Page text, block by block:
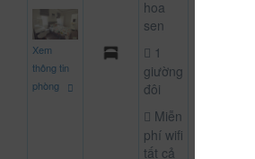
Xem
thông tin
phòng
hoa
sen
1
giường
đôi
Miễn
phí wifi
tất cả